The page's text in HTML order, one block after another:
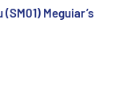
(SM01) Meguiar’s